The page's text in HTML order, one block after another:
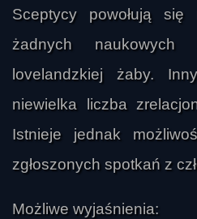
Sceptycy powołują
żadnych
lovelandzkiej żaby.
niewielka liczba
Istnieje jednak
zgłoszonych spotkań z
Możliwe wyjaśnienia: